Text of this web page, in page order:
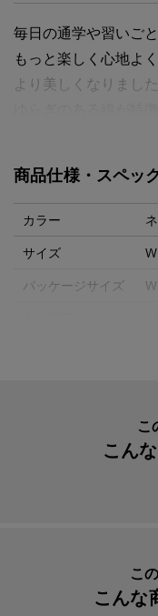
毎日の通学や習いご
もっと楽しく心地よ
より美しくなりました
やかな色彩で、はつ
丈夫でありつつ軽や
ップデート。表生地
手のものに変更。用
ながら適度にハリも
い形状が保たれやす
途で使えます。ライ
生地を使用、内側に
商品仕様・スペッ
カラー
サイズ
パッケージサイズ
こ
こん
こ
こんな